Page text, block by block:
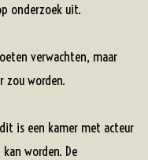
onderzoek uit.
verwachten, maar
zou worden.
is een kamer met acteur
worden. De